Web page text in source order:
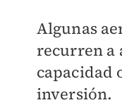
Algunas
recurren a
capacidad
inversión.